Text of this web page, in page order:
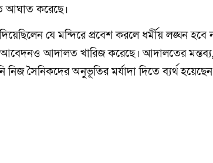
আঘাত করেছে।
যে মন্দিরে প্রবেশ করলে ধর্মীয় লঙ্ঘন হবে
আবেদনও আদালত খারিজ করেছে। আদালতের মন্তব্য,
নিজ সৈনিকদের অনুভূতির মর্যাদা দিতে ব্যর্থ